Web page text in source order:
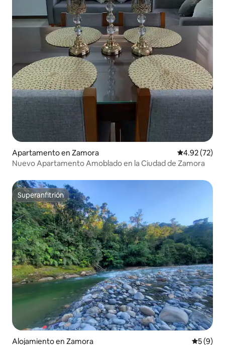
Apartamento en Zamora Calificación
4.92 (72)
Nuevo Apartamento Amoblado en la Ciudad de Zamora
Superanfitrión
Superanfitrión
Alojamiento en Zamora
5 (9)